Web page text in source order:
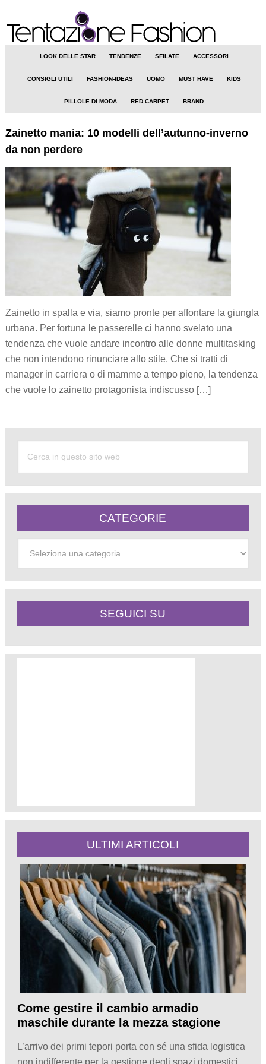
LOOK DELLE STAR TENDENZE SFILATE ACCESSORI
CONSIGLI UTILI FASHION-IDEAS UOMO MUST HAVE KIDS
PILLOLE DI MODA RED CARPET BRAND
Zainetto mania: 10 modelli dell’autunno-inverno
da non perdere
Zainetto in spalla e via, siamo pronte per affontare la giungla
urbana. Per fortuna le passerelle ci hanno svelato una
tendenza che vuole andare incontro alle donne multitasking
che non intendono rinunciare allo stile. Che si tratti di
manager in carriera o di mamme a tempo pieno, la tendenza
che vuole lo zainetto protagonista indiscusso […]
CATEGORIE
SEGUICI SU
ULTIMI ARTICOLI
Come gestire il cambio armadio
maschile durante la mezza stagione
L’arrivo dei primi tepori porta con sé una sfida logistica
non indifferente per la gestione degli spazi domestici,